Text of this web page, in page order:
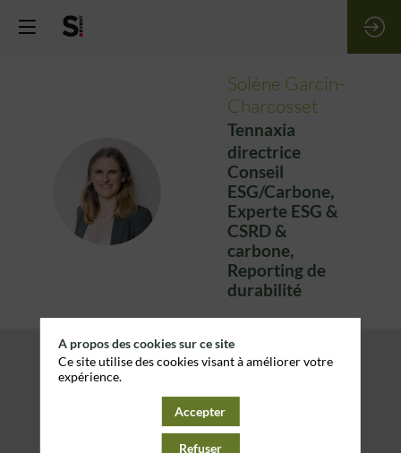
SG
Solène Garcin-
Charcosset
Tennaxia
directrice
Conseil
ESG/Carbone,
Experte ESG &
CSRD &
carbone,
Reporting de
durabilité
A propos des cookies sur ce site
Ce site utilise des cookies visant à améliorer votre
expérience.
Accepter
Refuser